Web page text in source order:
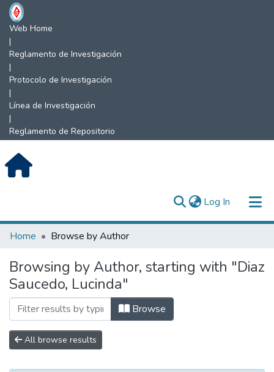
Web Home
|
Reglamento de Investigación
|
Protocolo de Investigación
|
Línea de Investigación
|
Reglamento de Repositorio
Log In (current)
Communities & Collections
All of DSpace
Home Browse by Author
Browsing by Author, starting with "Diaz
Saucedo, Lucinda"
Browse
All browse results